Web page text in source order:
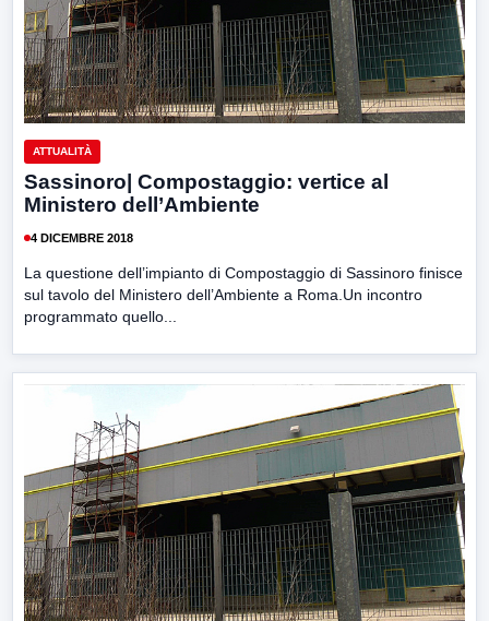
ATTUALITÀ
Sassinoro| Compostaggio: vertice al
Ministero dell’Ambiente
4 DICEMBRE 2018
La questione dell’impianto di Compostaggio di Sassinoro finisce
sul tavolo del Ministero dell’Ambiente a Roma.Un incontro
programmato quello...